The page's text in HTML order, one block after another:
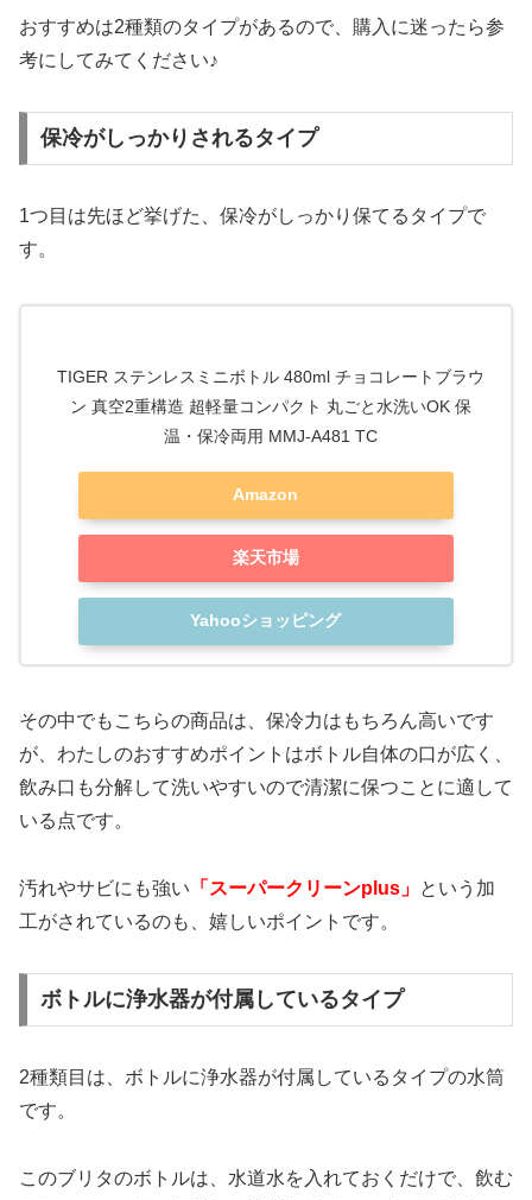
おすすめは2種類のタイプがあるので、購入に迷ったら参
考にしてみてください♪
保冷がしっかりされるタイプ
1つ目は先ほど挙げた、保冷がしっかり保てるタイプで
す。
TIGER ステンレスミニボトル 480ml チョコレートブラウ
ン 真空2重構造 超軽量コンパクト 丸ごと水洗いOK 保
温・保冷両用 MMJ-A481 TC
Amazon
楽天市場
Yahooショッピング
その中でもこちらの商品は、保冷力はもちろん高いです
が、わたしのおすすめポイントはボトル自体の口が広く、
飲み口も分解して洗いやすいので清潔に保つことに適して
いる点です。
汚れやサビにも強い 「スーパークリーンplus」 という加
工がされているのも、嬉しいポイントです。
ボトルに浄水器が付属しているタイプ
2種類目は、ボトルに浄水器が付属しているタイプの水筒
です。
このブリタのボトルは、水道水を入れておくだけで、飲む